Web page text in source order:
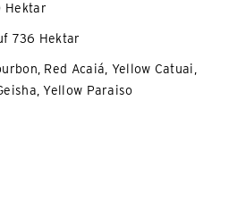
Hektar
736 Hektar
Red Acaiá, Yellow Catuai,
Yellow Paraiso